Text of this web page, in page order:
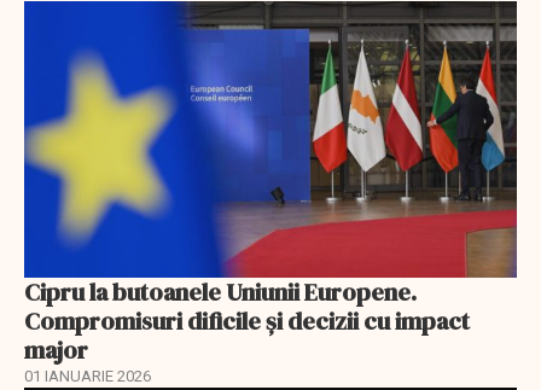
Cipru la butoanele Uniunii Europene.
Compromisuri dificile și decizii cu impact
major
01 IANUARIE 2026